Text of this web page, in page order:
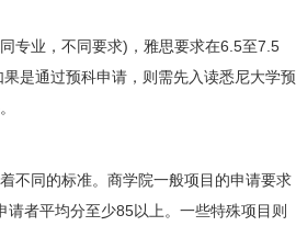
业，不同要求)，雅思要求在6.5至7.5
是通过预科申请，则需先入读悉尼大学预
同的标准。商学院一般项目的申请要求
者平均分至少85以上。一些特殊项目则